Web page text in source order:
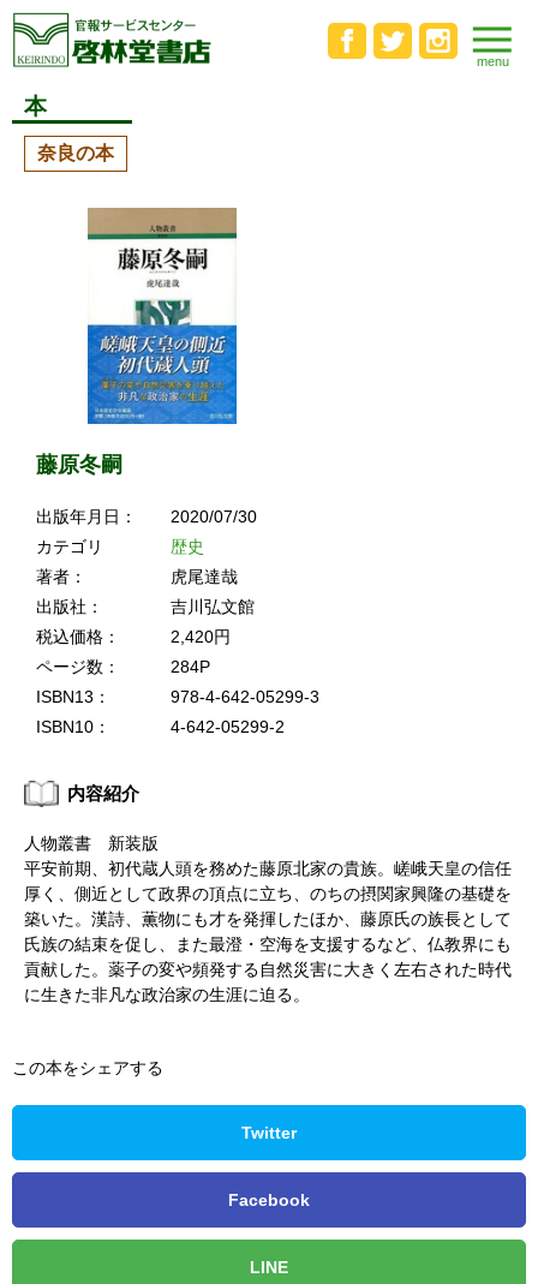
本
奈良の本
藤原冬嗣
出版年月日：
2020/07/30
カテゴリ
歴史
著者：
虎尾達哉
出版社：
吉川弘文館
税込価格：
2,420円
ページ数：
284P
ISBN13：
978-4-642-05299-3
ISBN10：
4-642-05299-2
内容紹介
人物叢書 新装版
平安前期、初代蔵人頭を務めた藤原北家の貴族。嵯峨天皇の信任
厚く、側近として政界の頂点に立ち、のちの摂関家興隆の基礎を
築いた。漢詩、薫物にも才を発揮したほか、藤原氏の族長として
氏族の結束を促し、また最澄・空海を支援するなど、仏教界にも
貢献した。薬子の変や頻発する自然災害に大きく左右された時代
に生きた非凡な政治家の生涯に迫る。
この本をシェアする
Twitter
Facebook
LINE